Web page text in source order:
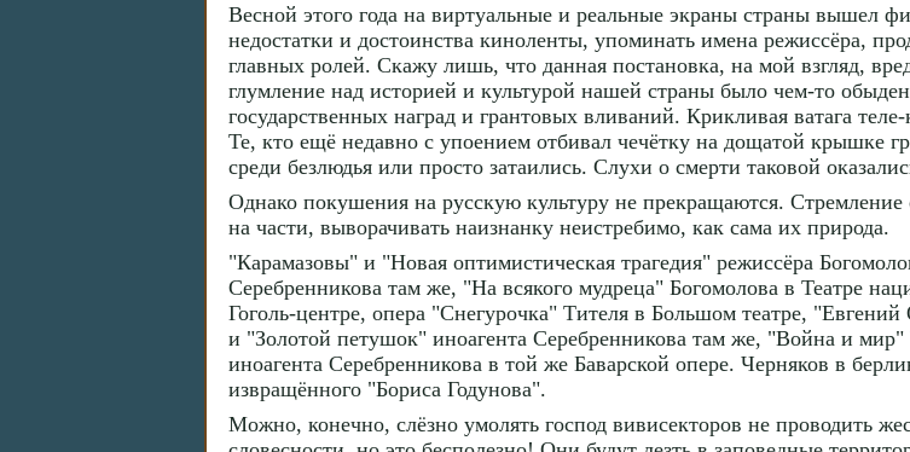
Весной этого года на виртуальные и реальные экраны страны вышел
недостатки и достоинства киноленты, упоминать имена режиссёра,
главных ролей. Скажу лишь, что данная постановка, на мой взгляд,
глумление над историей и культурой нашей страны было чем-то
государственных наград и грантовых вливаний. Крикливая ватага
Те, кто ещё недавно с упоением отбивал чечётку на дощатой крышке
среди безлюдья или просто затаились. Слухи о смерти таковой
Однако покушения на русскую культуру не прекращаются. Стремление
на части, выворачивать наизнанку неистребимо, как сама их природа.
"Карамазовы" и "Новая оптимистическая трагедия" режиссёра
Серебренникова там же, "На всякого мудреца" Богомолова в Театре
Гоголь-центре, опера "Снегурочка" Тителя в Большом театре,
и "Золотой петушок" иноагента Серебренникова там же, "Война и
иноагента Серебренникова в той же Баварской опере. Черняков в
извращённого "Бориса Годунова".
Можно, конечно, слёзно умолять господ вивисекторов не проводить